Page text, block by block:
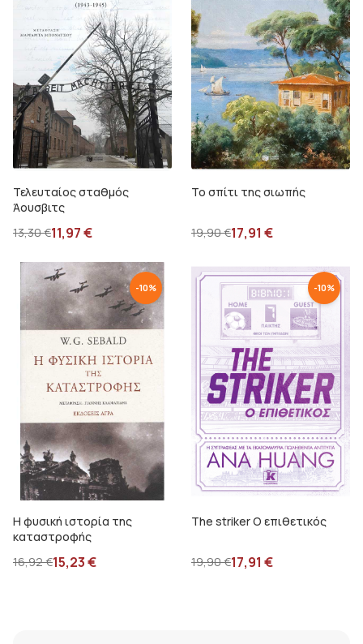
Τελευταίος σταθμός
Άουσβιτς
13,30€11,97€
Το σπίτι της σιωπής
19,90€17,91 €
-10%
Η φυσική ιστορία της
καταστροφής
16,92€15,23€
-10%
The striker Ο επιθετικός
19,90€17,91 €